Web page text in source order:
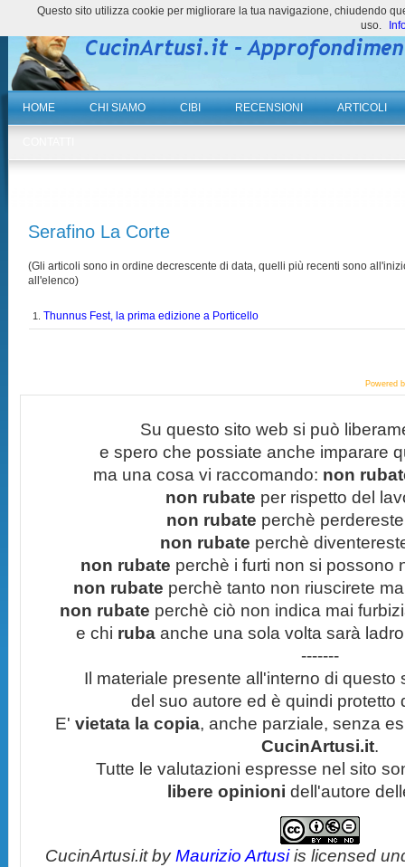
HOME CHI SIAMO CIBI RECENSIONI ARTICOLI
Serafino La Corte
(Gli articoli sono in ordine decrescente di data, quelli più recenti sono
all'elenco)
1.Thunnus Fest, la prima edizione a Porticello
Powered
Su questo sito web si può
e spero che possiate anche imparare
ma una cosa vi raccomando: non
non rubate per rispetto del
non rubate perchè
non rubate perchè
non rubate perchè i furti non si possono
non rubate perchè tanto non riuscirete
non rubate perchè ciò non indica mai
e chi ruba anche una sola volta sarà
-------
Il materiale presente all'interno di questo
del suo autore ed è quindi protetto
E' vietata la copia, anche parziale, senza
CucinArtusi.it.
Tutte le valutazioni espresse nel sito
libere opinioni dell'autore
CucinArtusi.itbyMaurizio Artusiis licensed
Questo sito utilizza cookie per migliorare la tua navigazione, chiudendo
uso.